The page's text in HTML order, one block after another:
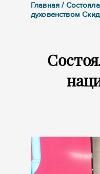
Главная /
духовенством